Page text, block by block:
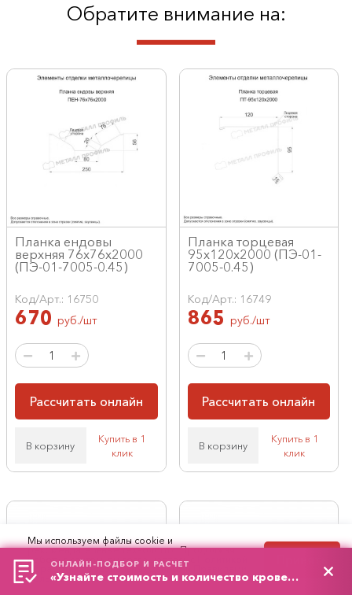
Обратите внимание на:
Планка ендовы
верхняя 76х76х2000
(ПЭ-01-7005-0.45)
Код/Арт.: 16750
670 руб./шт
Рассчитать онлайн
В корзину
Купить в 1
клик
Планка торцевая
95х120х2000 (ПЭ-01-
7005-0.45)
Код/Арт.: 16749
865 руб./шт
Рассчитать онлайн
В корзину
Купить в 1
клик
Мы используем файлы cookie и
рекомендательные технологии. Продолжая
работу с сайтом, вы соглашаетесь с
обработки персональных данных и
пользования сайтом.
ОНЛАЙН-ПОДБОР И РАСЧЕТ
«Узнайте стоимость и количество кровельного материала»